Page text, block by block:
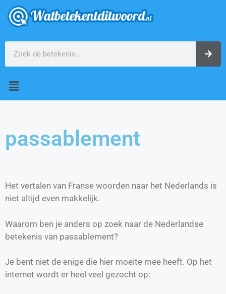
passablement
Het vertalen van Franse woorden naar het Nederlands is
niet altijd even makkelijk.
Waarom ben je anders op zoek naar de Nederlandse
betekenis van passablement?
Je bent niet de enige die hier moeite mee heeft. Op het
internet wordt er heel veel gezocht op: